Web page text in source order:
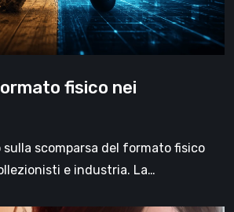
fisico nei
scomparsa del formato fisico
e industria. La…